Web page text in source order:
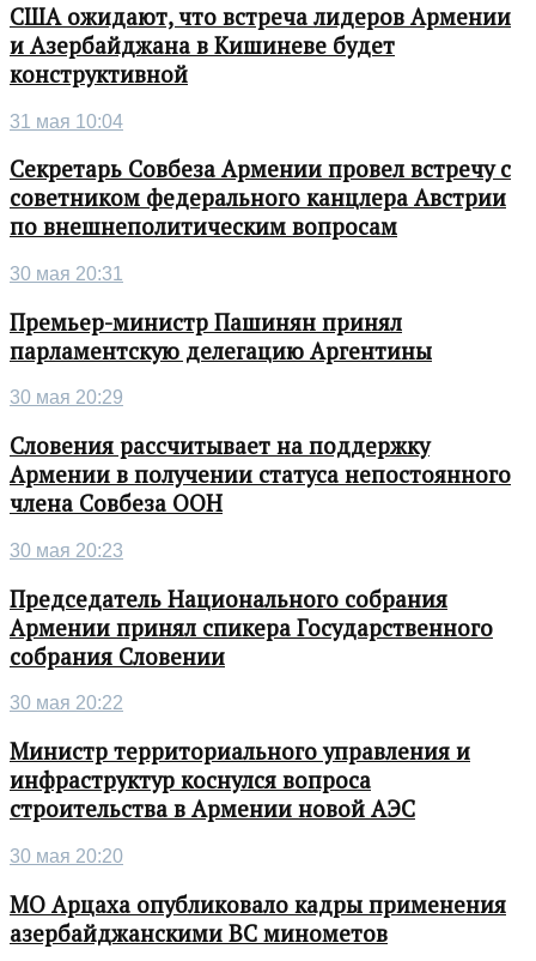
США ожидают, что встреча лидеров Армении
и Азербайджана в Кишиневе будет
конструктивной
31 мая 10:04
Секретарь Совбеза Армении провел встречу с
советником федерального канцлера Австрии
по внешнеполитическим вопросам
30 мая 20:31
Премьер-министр Пашинян принял
парламентскую делегацию Аргентины
30 мая 20:29
Словения рассчитывает на поддержку
Армении в получении статуса непостоянного
члена Совбеза ООН
30 мая 20:23
Председатель Национального собрания
Армении принял спикера Государственного
собрания Словении
30 мая 20:22
Министр территориального управления и
инфраструктур коснулся вопроса
строительства в Армении новой АЭС
30 мая 20:20
МО Арцаха опубликовало кадры применения
азербайджанскими ВС минометов